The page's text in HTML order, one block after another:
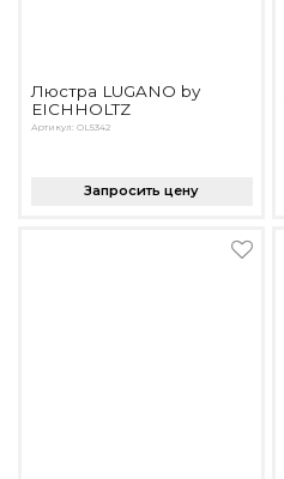
Люстра LUGANO by
EICHHOLTZ
Артикул: OL5342
Запросить цену